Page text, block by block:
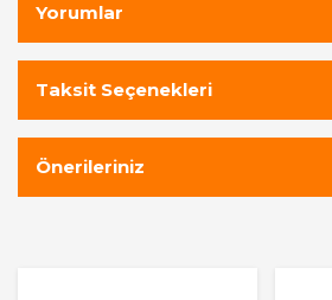
Yorumlar
Taksit Seçenekleri
Önerileriniz